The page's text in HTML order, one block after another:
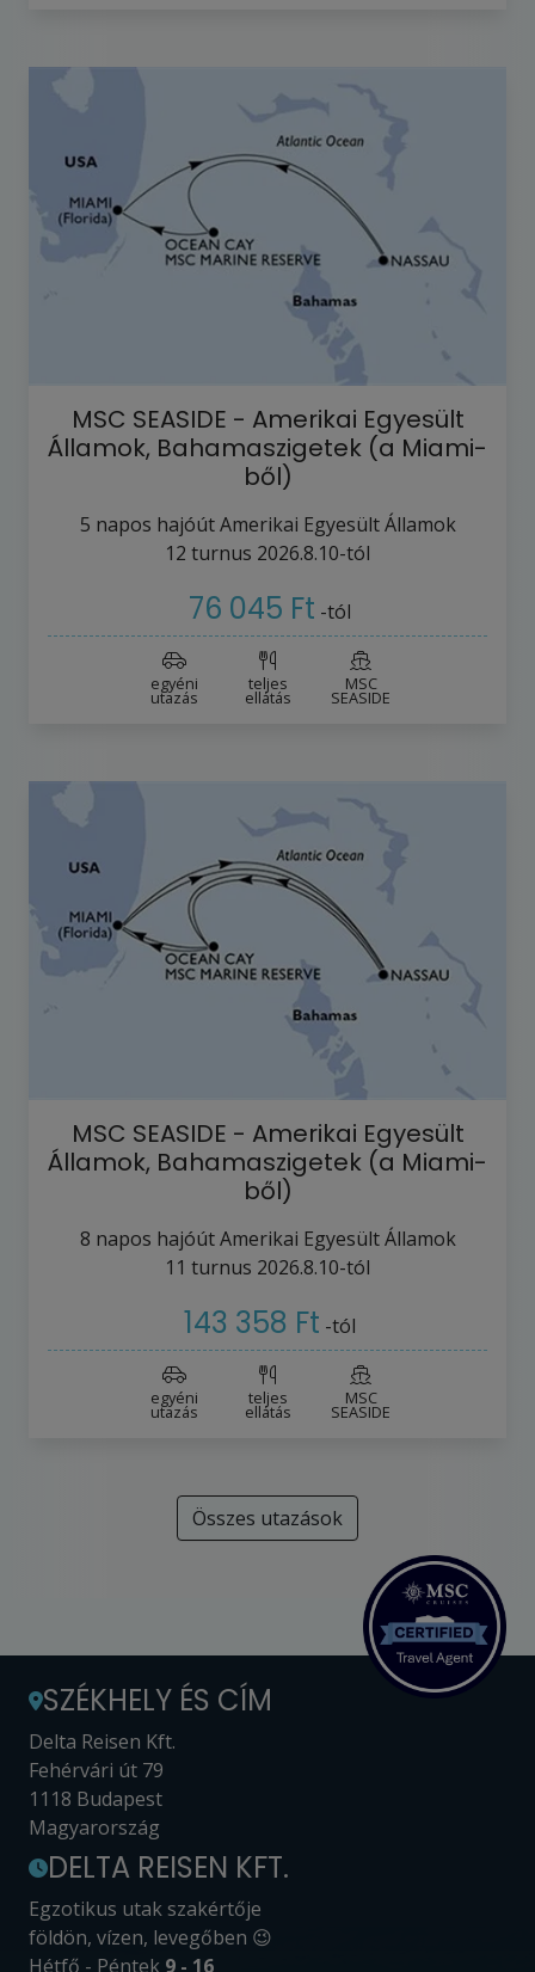
MSC SEASIDE - Amerikai Egyesült
Államok, Bahamaszigetek (a Miami-
ből)
5 napos hajóútAmerikai Egyesült Államok
12 turnus 2026.8.10-tól
76 045 Ft -tól
egyéni
utazás
teljes
ellátás
MSC
SEASIDE
MSC SEASIDE - Amerikai Egyesült
Államok, Bahamaszigetek (a Miami-
ből)
8 napos hajóútAmerikai Egyesült Államok
11 turnus 2026.8.10-tól
143 358 Ft -tól
egyéni
utazás
teljes
ellátás
MSC
SEASIDE
Összes utazások
SZÉKHELY ÉS CÍM
Delta Reisen Kft.
Fehérvári út 79
1118 Budapest
Magyarország
DELTA REISEN KFT.
Egzotikus utak szakértője
földön, vízen, levegőben 😉
Hétfő - Péntek 9 - 16